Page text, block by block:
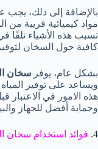
بالإضافة إلى ذلك، يجب
مواد كيميائية قريبة
تسبب هذه الأشياء تلفًا
كافية حول السخان
بشكل عام، يوفر سخان
ويساعد على توفير
هذه الامور في الاعتبار
وحماية أفضل للجهاز
4. فوائد استخدام سخان